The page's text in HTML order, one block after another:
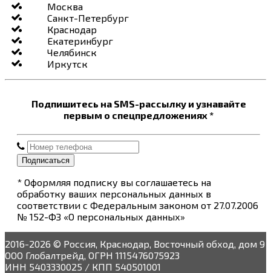
Москва
Санкт-Петербург
Краснодар
Екатеринбург
Челябинск
Иркутск
Подпишитесь на SMS-рассылку и узнавайте
первым о спецпредложениях *
Подписаться
* Оформляя подписку вы соглашаетесь на
обработку ваших персональных данных в
соответствии с Федеральным законом от 27.07.2006
№ 152-ФЗ «О персональных данных»
2016-2026 © Россия, Краснодар, Восточный обход, дом 9
ООО Глобалтрейд, ОГРН 1115476075923
ИНН 5403330025 / КПП 540501001